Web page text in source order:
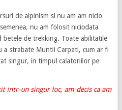
de alpinism si nu am am nicio
nu am folosit niciodata
betele de trekking. Toate abilitatile
a strabate Muntii Carpati, cum ar fi
singur, in timpul calatoriilor pe
intr-un singur loc, am decis ca am